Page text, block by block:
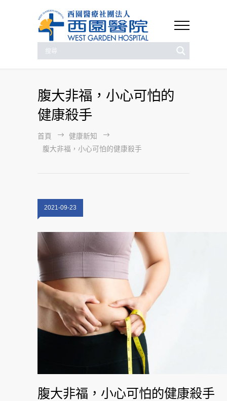
腹大非福，小心可怕的
健康殺手
首頁
健康新知
腹大非福，小心可怕的健康殺手
2021-09-23
腹大非福，小心可怕的健康殺手